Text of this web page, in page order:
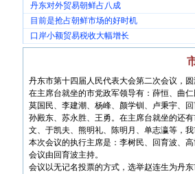
丹东对外贸易朝鲜占八成
目前是抢占朝鲜市场的好时机
口岸小额贸易税收大幅增长
丹东市第十四届人民代表大会第二次会议，
在主席台就坐的市党政军领导有：薛恒、曲
莫国民、李建潮、杨峰、颜学钏、卢秉宇、
孙殿东、苏永胜、王勇。在主席台就坐的还
文、于凯夫、熊明礼、陈明月、单志瀛等，
本次会议的执行主席是：李树民、回育波、高
会议由回育波主持。
会议以无记名投票的方式，选举赵连生为丹